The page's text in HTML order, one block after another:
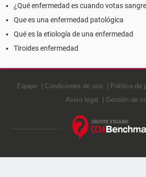
¿Qué enfermedad es cuando votas
Que es una enfermedad patológica
Qué es la etiología de una enfermedad
Tiroides enfermedad
Equipo Condiciones de uso Política de
Aviso legal
Gestión de